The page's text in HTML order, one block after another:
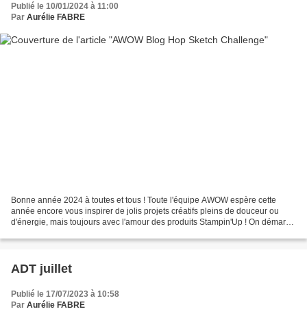
Publié le 10/01/2024 à 11:00
Par Aurélie FABRE
Bonne année 2024 à toutes et tous ! Toute l'équipe AWOW espère cette
année encore vous inspirer de jolis projets créatifs pleins de douceur ou
d'énergie, mais toujours avec l'amour des produits Stampin'Up ! On démarre
ADT juillet
Publié le 17/07/2023 à 10:58
Par Aurélie FABRE